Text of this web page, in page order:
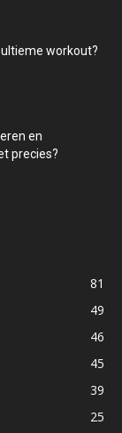
workout?
en
precies?
81
49
46
45
39
25